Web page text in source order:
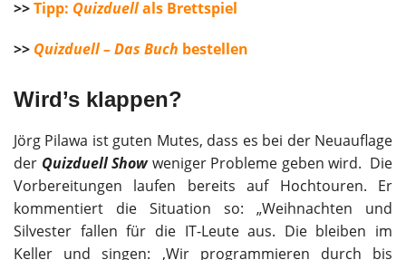
>>Tipp: Quizduellals Brettspiel
>> Quizduell – Das Buch bestellen
Wird’s klappen?
Jörg Pilawa ist guten Mutes, dass es bei der Neuauflage
der Quizduell Showweniger Probleme geben wird. Die
Vorbereitungen laufen bereits auf Hochtouren. Er
kommentiert die Situation so: „Weihnachten und
Silvester fallen für die IT-Leute aus. Die bleiben im
Keller und singen: ‚Wir programmieren durch bis